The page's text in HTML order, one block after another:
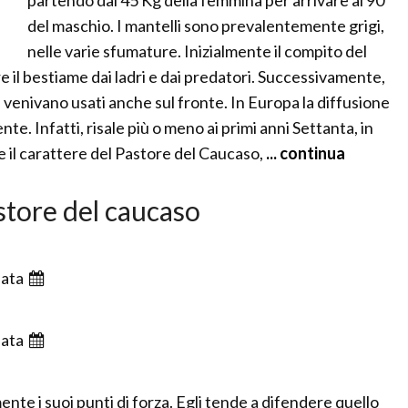
del maschio. I mantelli sono prevalentemente grigi,
nelle varie sfumature. Inizialmente il compito del
il bestiame dai ladri e dai predatori. Successivamente,
usati anche sul fronte. In Europa la diffusione
Infatti, risale più o meno ai primi anni Settanta, in
carattere del Pastore del Caucaso, ... continua
del caucaso
i suoi punti di forza. Egli tende a difendere quello